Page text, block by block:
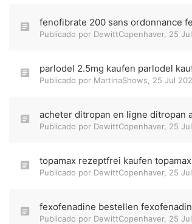
fenofibrate 200 sans ordonnance
Publicado por DewittCopenhaver, 25
parlodel 2.5mg kaufen parlodel
Publicado por MartinaShows 25 Jul
acheter ditropan en ligne ditropan
Publicado por DewittCopenhaver, 25
topamax rezeptfrei kaufen
Publicado por DewittCopenhaver, 25
fexofenadine bestellen
Publicado por DewittCopenhaver, 25